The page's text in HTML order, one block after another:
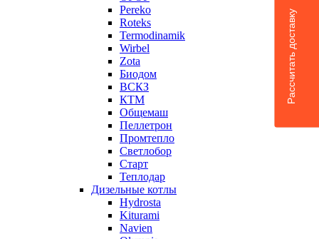
Pereko
Roteks
Termodinamik
Wirbel
Zota
Биодом
ВСКЗ
КТМ
Общемаш
Пеллетрон
Промтепло
Светлобор
Старт
Теплодар
Дизельные котлы
Hydrosta
Kiturami
Navien
Рассчитать доставку